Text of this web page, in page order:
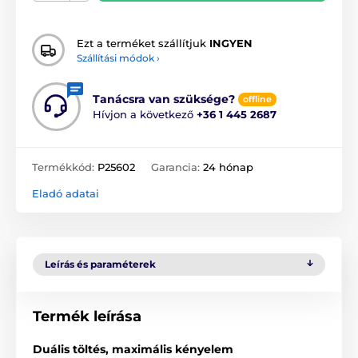
Ezt a terméket szállítjuk INGYEN
Szállítási módok ›
Tanácsra van szüksége? offline
Hívjon a következő +36 1 445 2687
Termékkód: P25602 Garancia: 24 hónap
Eladó adatai
Leírás és paraméterek
Termék leírása
Duális töltés, maximális kényelem